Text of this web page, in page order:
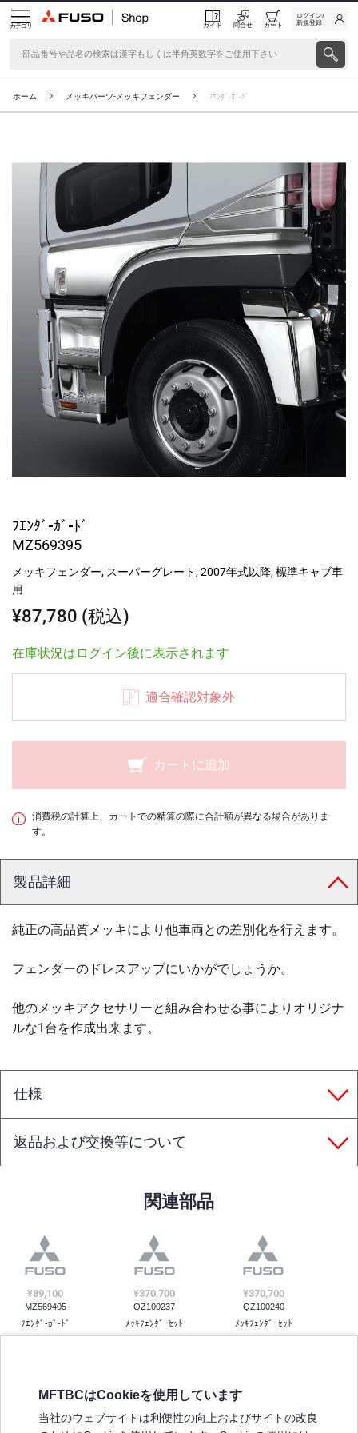
カテゴリ ガイド 問合せ カート
ログイン/
新規登録
ホーム メッキパーツ-メッキフェンダー ﾌｴﾝﾀﾞ-ｶﾞ-ﾄﾞ
ﾌｴﾝﾀﾞ-ｶﾞ-ﾄﾞ
MZ569395
メッキフェンダー, スーパーグレート, 2007年式以降, 標準キャブ車
用
¥87,780 (税込)
在庫状況はログイン後に表示されます
適合確認対象外
カートに追加
消費税の計算上、カートでの精算の際に合計額が異なる場合がありま
す。
製品詳細
純正の高品質メッキにより他車両との差別化を行えます。
フェンダーのドレスアップにいかがでしょうか。
他のメッキアクセサリーと組み合わせる事によりオリジナ
ルな1台を作成出来ます。
仕様
返品および交換等について
関連部品
¥89,100
MZ569405
ﾌｴﾝﾀﾞ-ｶﾞ-ﾄﾞ
¥370,700
QZ100237
ﾒｯｷﾌｪﾝﾀﾞｰｾｯﾄ
¥370,700
QZ100240
ﾒｯｷﾌｪﾝﾀﾞｰｾｯﾄ
弊社の製品について
MFTBCはCookieを使用しています
当社のウェブサイトは利便性の向上およびサイトの改良